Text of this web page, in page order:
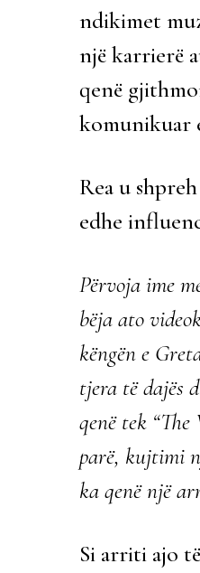
ndikimet
një karrierë
qenë
komunikuar
Rea u
edhe
Përvoja ime
bëja ato
këngën e
tjera të dajës
qenë tek
parë, kujtimi
ka qenë një
Si arriti ajo